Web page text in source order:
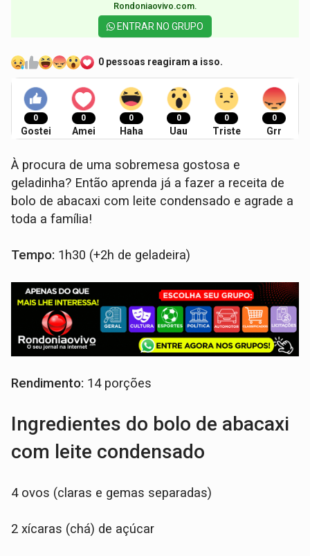
Rondoniaovivo.com.​
ENTRAR NO GRUPO
0 pessoas reagiram a isso.
0
Gostei
0
Amei
0
Haha
0
Uau
0
Triste
0
Grr
À procura de uma sobremesa gostosa e
geladinha? Então aprenda já a fazer a receita de
bolo de abacaxi com leite condensado e agrade a
toda a família!
Tempo: 1h30 (+2h de geladeira)
Rendimento: 14 porções
Ingredientes do bolo de abacaxi
com leite condensado
4 ovos (claras e gemas separadas)
2 xícaras (chá) de açúcar